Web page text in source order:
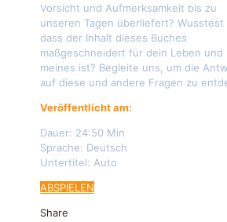
Vorsicht und Aufmerksamkeit bis zu
unseren Tagen überliefert? Wusstest
dass der Inhalt dieses Buches
maßgeschneidert für dein Leben und
meines ist? Begleite uns, um die
auf diese und andere Fragen zu
Veröffentlicht am:
Dauer: 24:50 Min
Sprache: Deutsch
Untertitel: Auto
ABSPIELEN
Share